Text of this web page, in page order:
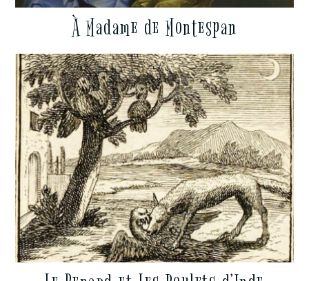
À Madame de Montespan